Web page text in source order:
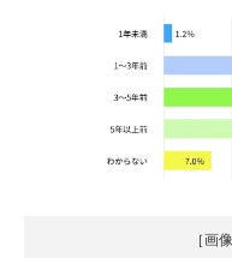
［画